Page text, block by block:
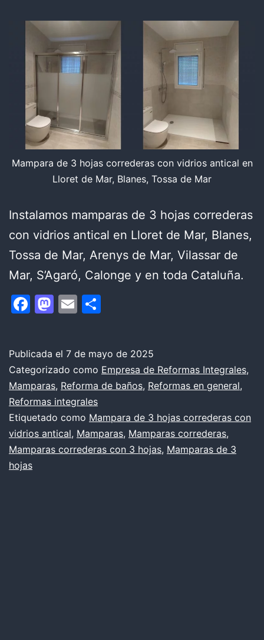
Mampara de 3 hojas correderas con vidrios antical en
Lloret de Mar, Blanes, Tossa de Mar
Instalamos mamparas de 3 hojas correderas
con vidrios antical en Lloret de Mar, Blanes,
Tossa de Mar, Arenys de Mar, Vilassar de
Mar, S’Agaró, Calonge y en toda Cataluña.
Facebook
Mastodon
Email
Publicada el 7 de mayo de 2025
Categorizado como Empresa de Reformas Integrales,
Mamparas, Reforma de baños, Reformas en general,
Reformas integrales
Etiquetado como Mampara de 3 hojas correderas con
vidrios antical, Mamparas, Mamparas correderas,
Mamparas correderas con 3 hojas, Mamparas de 3
hojas